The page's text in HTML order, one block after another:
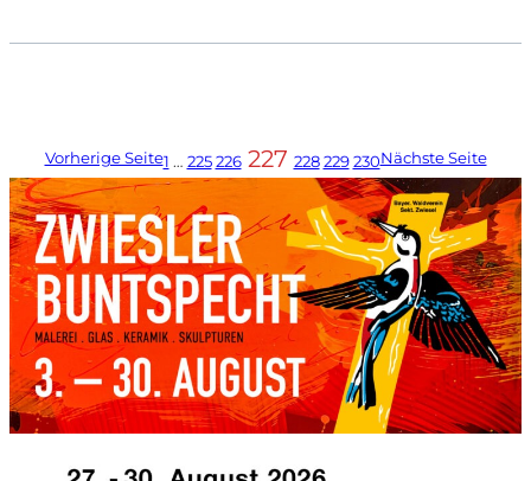
Vorherige Seite1 … 225 226 227 228 229 230Nächste Seite